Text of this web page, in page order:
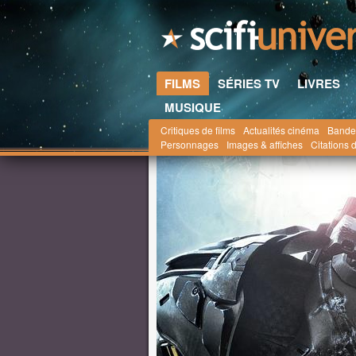
FILMS SÉRIES TV LIVRES
MUSIQUE
Critiques de films Actualités cinéma
Personnages
Images & affiches Citations
Scifi-Universe.com Films Actualités